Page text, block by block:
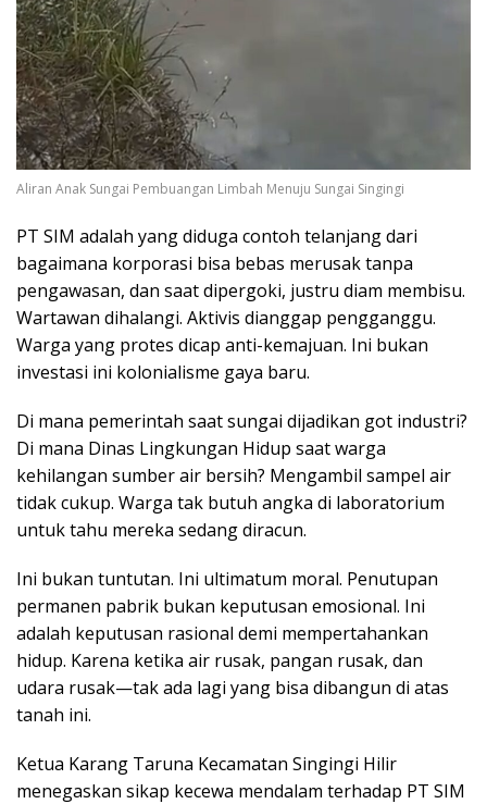
Aliran Anak Sungai Pembuangan Limbah Menuju Sungai Singingi
PT SIM adalah yang diduga contoh telanjang dari
bagaimana korporasi bisa bebas merusak tanpa
pengawasan, dan saat dipergoki, justru diam membisu.
Wartawan dihalangi. Aktivis dianggap pengganggu.
Warga yang protes dicap anti-kemajuan. Ini bukan
investasi ini kolonialisme gaya baru.
Di mana pemerintah saat sungai dijadikan got industri?
Di mana Dinas Lingkungan Hidup saat warga
kehilangan sumber air bersih? Mengambil sampel air
tidak cukup. Warga tak butuh angka di laboratorium
untuk tahu mereka sedang diracun.
Ini bukan tuntutan. Ini ultimatum moral. Penutupan
permanen pabrik bukan keputusan emosional. Ini
adalah keputusan rasional demi mempertahankan
hidup. Karena ketika air rusak, pangan rusak, dan
udara rusak—tak ada lagi yang bisa dibangun di atas
tanah ini.
Ketua Karang Taruna Kecamatan Singingi Hilir
menegaskan sikap kecewa mendalam terhadap PT SIM